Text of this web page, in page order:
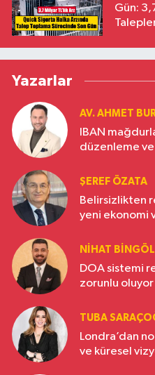
Gün:
Yazarlar
AV. AHMET
IBAN
düzenleme
ŞEREF ÖZATA
Belirsizlikten
yeni ekonomi
NIHAT BINGÖL
DOA sistemi
zorunlu oluyor
TUBA
Londra’dan
ve küresel